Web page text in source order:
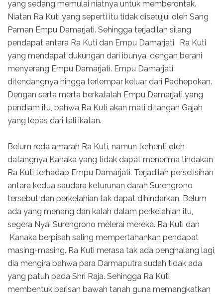
yang sedang memulai niatnya untuk memberontak.
Niatan Ra Kuti yang seperti itu tidak disetujui oleh Sang
Paman Empu Damarjati. Sehingga terjadilah silang
pendapat antara Ra Kuti dan Empu Damarjati. Ra Kuti
yang mendapat dukungan dari ibunya, dengan berani
menyerang Empu Damarjati. Empu Damarjati
ditendangnya hingga ter­lempar keluar dari Padhepokan.
Dengan serta merta berkatalah Empu Damarjati yang
pendiam itu, bahwa Ra Kuti akan mati ditangan Gajah
yang lepas dari tali ikatan.
Belum reda amarah Ra Kuti, namun terhenti oleh
datangnya Kanaka yang tidak dapat menerima tindakan
Ra Kuti terhadap Empu Damarjati. Terjadilah perselisihan
antara kedua saudara keturunan darah Surengrono
tersebut dan perkelahian tak dapat dihindarkan. Belum
ada yang menang dan kalah dalam perkelahian itu,
segera Nyai Surengrono melerai mereka. Ra Kuti dan
Kanaka berpisah saling memper­tahankan pendapat
masing-masing. Ra Kuti merasa tak ada pengha­lang lagi,
dia mengira bahwa para Darmaputra sudah tidak ada
yang patuh pada Shri Raja. Sehingga Ra Kuti
membentuk barisan bawah tanah guna memangkatkan